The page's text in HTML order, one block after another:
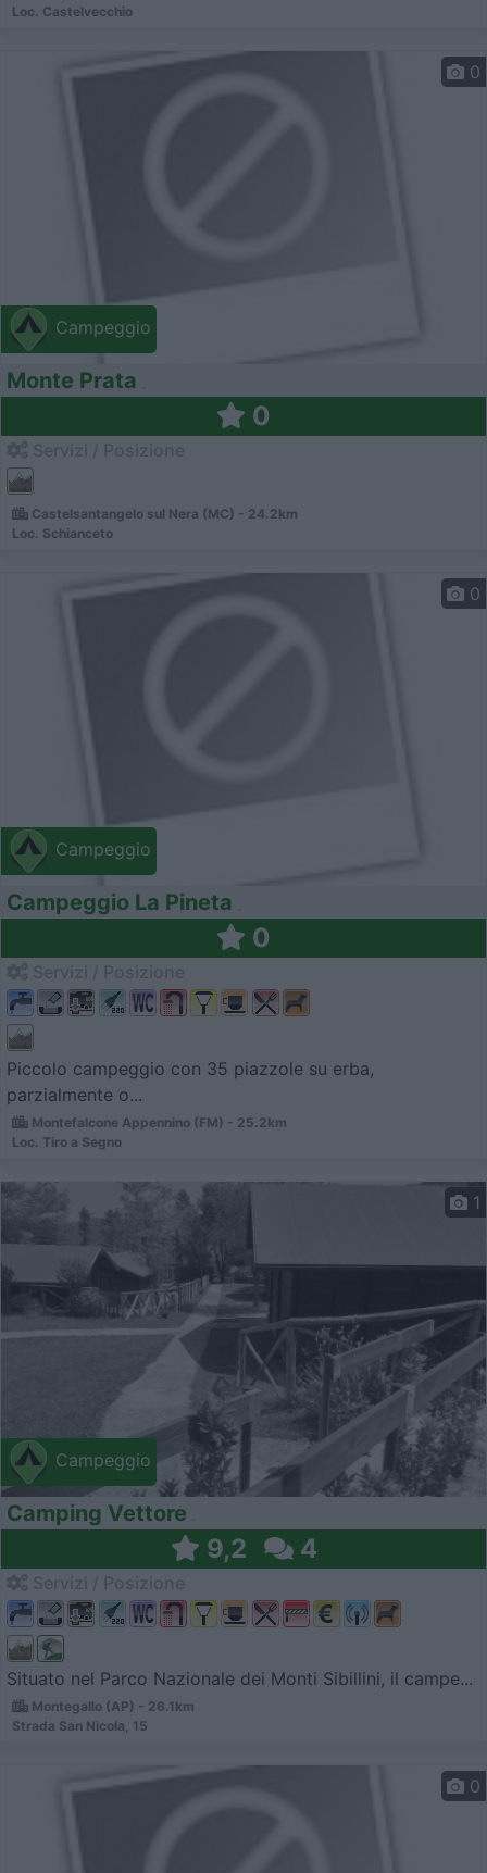
Loc. Castelvecchio
Campeggio
0
Monte Prata
0
Castelsantangelo sul Nera (MC) - 24.2km
Loc. Schianceto
Campeggio
0
Campeggio La Pineta
0
Piccolo campeggio con 35 piazzole su erba,
parzialmente o...
Montefalcone Appennino (FM) - 25.2km
Loc. Tiro a Segno
Campeggio
1
Camping Vettore
9,2 4
Situato nel Parco Nazionale dei Monti Sibillini, il campe...
Montegallo (AP) - 26.1km
Strada San Nicola, 15
0